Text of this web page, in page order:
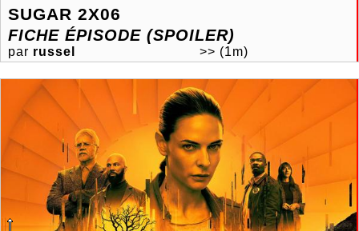
SUGAR 2X06
FICHE ÉPISODE (SPOILER)
par russel >> (1m)